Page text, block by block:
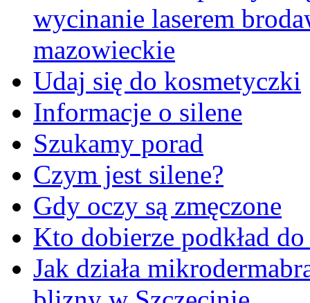
wycinanie laserem
mazowieckie
Udaj się do kosmetyczki
Informacje o silene
Szukamy porad
Czym jest silene?
Gdy oczy są zmęczone
Kto dobierze podkład
Jak działa